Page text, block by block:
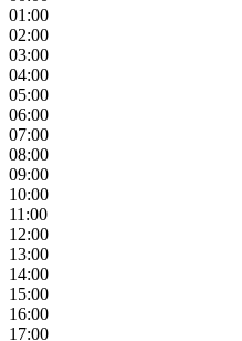
01:00
02:00
03:00
04:00
05:00
06:00
07:00
08:00
09:00
10:00
11:00
12:00
13:00
14:00
15:00
16:00
17:00